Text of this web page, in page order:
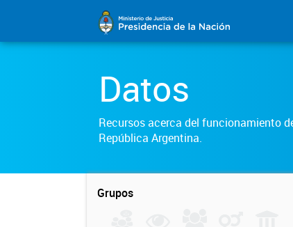
Datos
Recursos acerca del funcionamiento
República Argentina.
Grupos